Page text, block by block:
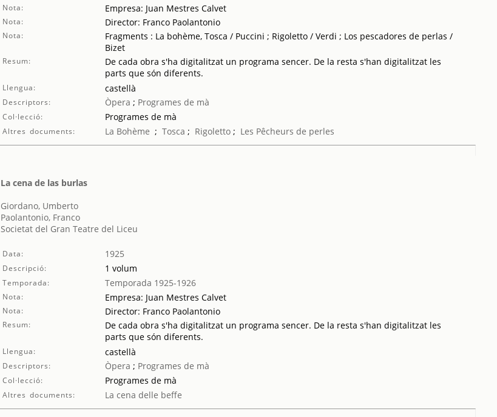
Nota: Empresa: Juan Mestres Calvet
Nota: Director: Franco Paolantonio
Nota:
Fragments : La bohème, Tosca / Puccini ; Rigoletto / Verdi ; Los pescadores de perlas /
Bizet
Resum:
De cada obra s'ha digitalitzat un programa sencer. De la resta s'han digitalitzat les
parts que són diferents.
Llengua: castellà
Descriptors: Òpera ; Programes de mà
Col·lecció: Programes de mà
Altres documents: La Bohème ; Tosca ; Rigoletto; Les Pêcheurs de perles
La cena de las burlas
Giordano, Umberto
Paolantonio, Franco
Societat del Gran Teatre del Liceu
Data: 1925
Descripció: 1 volum
Temporada: Temporada 1925-1926
Nota: Empresa: Juan Mestres Calvet
Nota: Director: Franco Paolantonio
Resum:
De cada obra s'ha digitalitzat un programa sencer. De la resta s'han digitalitzat les
parts que són diferents.
Llengua: castellà
Descriptors: Òpera ; Programes de mà
Col·lecció: Programes de mà
Altres documents: La cena delle beffe